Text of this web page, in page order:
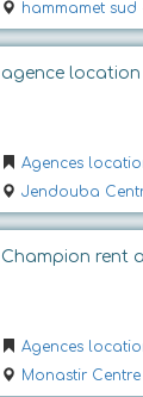
hammamet sud
agence
Agences
Jendouba
Champion rent
Agences
Monastir Centre